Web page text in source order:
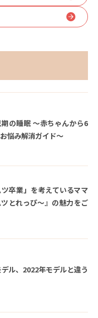
の睡眠 ～赤ちゃんから6
悩み解消ガイド〜
卒業」を考えているママ
とれっぴ～』の魅力をご
ル、2022年モデルと違う